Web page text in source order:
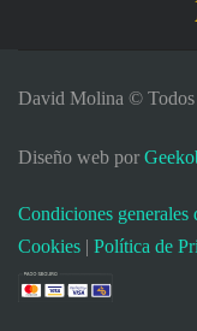
David Molina © Todos
Diseño web por
Condiciones generales
Cookies | Política de